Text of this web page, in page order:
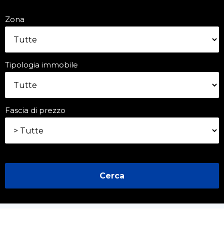
Zona
Tipologia immobile
Fascia di prezzo
Cerca